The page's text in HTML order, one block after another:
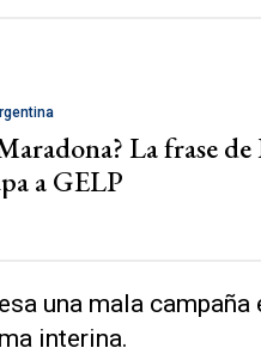
La frase
a GELP
una mala campaña
interina.